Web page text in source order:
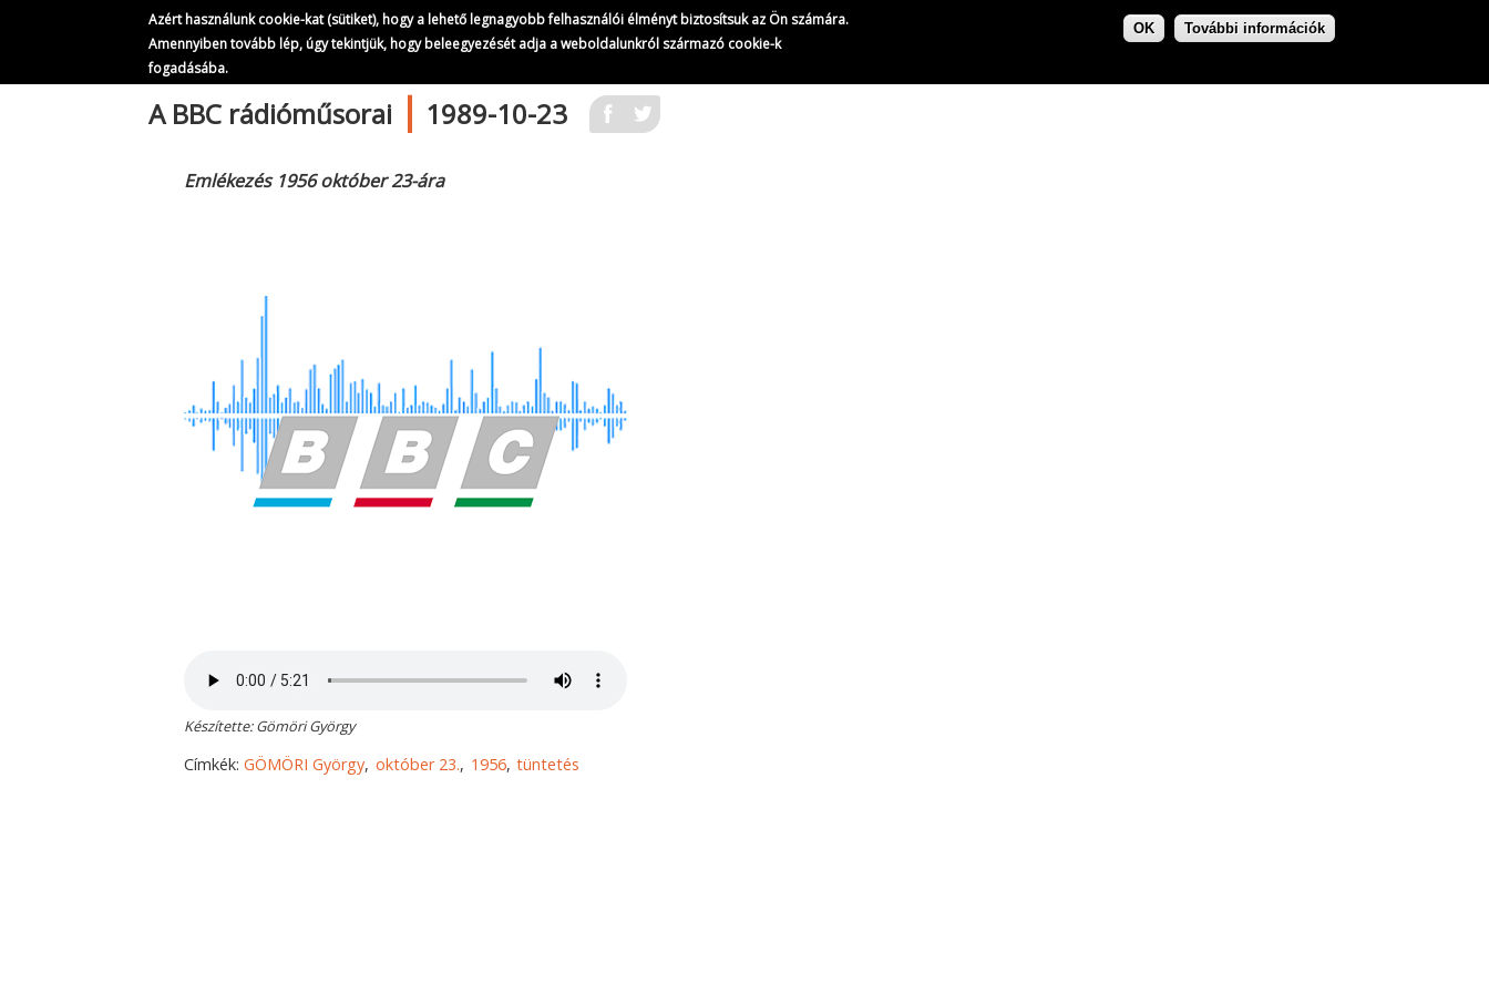
Azért használunk cookie-kat (sütiket), hogy a lehető legnagyobb felhasználói élményt biztosítsuk az Ön számára.
Amennyiben tovább lép, úgy tekintjük, hogy beleegyezését adja a weboldalunkról származó cookie-k
fogadásába.
OK További információk
A BBC rádióműsorai
211/228
A BBC rádióműsorai | 1989-10-23
Emlékezés 1956 október 23-ára
Készítette: Gömöri György
Címkék: GÖMÖRI György október 23. 1956 tüntetés